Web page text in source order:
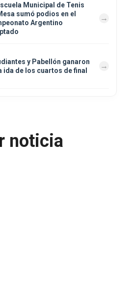
Municipal de Tenis
sumó podios en el
Argentino
y Pabellón ganaron
ida de los cuartos de final
noticia